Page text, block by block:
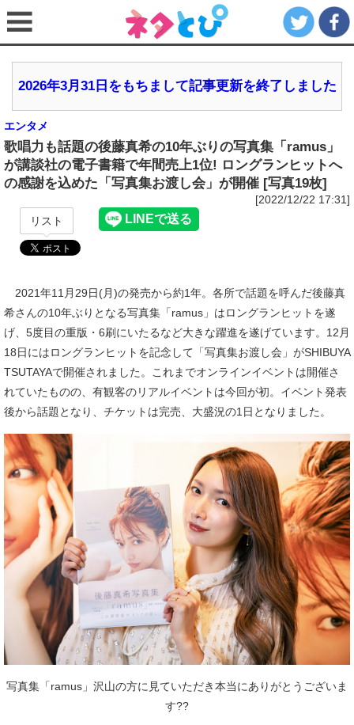
2026年3月31日をもちまして記事更新を終了しました
エンタメ
歌唱力も話題の後藤真希の10年ぶりの写真集「ramus」
が講談社の電子書籍で年間売上1位! ロングランヒットへ
の感謝を込めた「写真集お渡し会」が開催 [写真19枚]
[2022/12/22 17:31]
リスト
2021年11月29日(月)の発売から約1年。各所で話題を呼んだ後藤真
希さんの10年ぶりとなる写真集「ramus」はロングランヒットを遂
げ、5度目の重版・6刷にいたるなど大きな躍進を遂げています。12月
18日にはロングランヒットを記念して「写真集お渡し会」がSHIBUYA
TSUTAYAで開催されました。これまでオンラインイベントは開催さ
れていたものの、有観客のリアルイベントは今回が初。イベント発表
後から話題となり、チケットは完売、大盛況の1日となりました。
写真集「ramus」沢山の方に見ていただき本当にありがとうございま
す??